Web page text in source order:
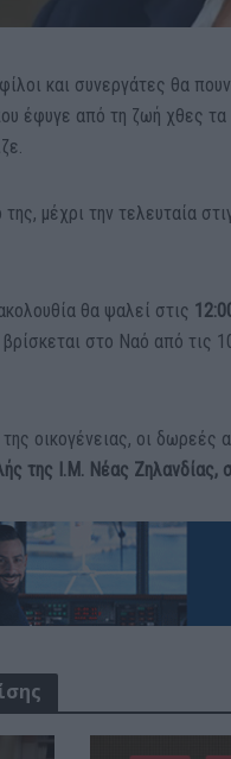
και συνεργάτες θα
έφυγε από τη ζωή χθες τα
μέχρι την τελευταία
θα ψαλεί στις
στο Ναό από τις
οικογένειας, οι δωρεές
της Ι.Μ. Νέας Ζηλανδίας,